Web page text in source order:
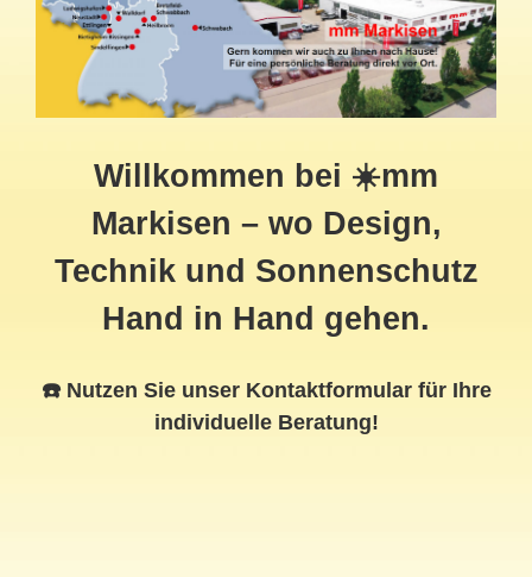
Willkommen bei ☀️mm
Markisen – wo Design,
Technik und Sonnenschutz
Hand in Hand gehen.
☎️ Nutzen Sie unser Kontaktformular für Ihre
individuelle Beratung!